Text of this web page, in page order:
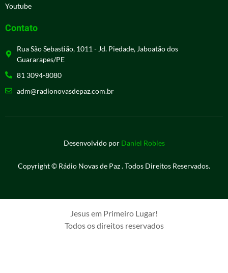
Youtube
Contato
Rua São Sebastião, 1011 - Jd. Piedade, Jaboatão dos
Guararapes/PE
81 3094-8080
adm@radionovasdepaz.com.br
Desenvolvido por Daniel Robles
Copyright © Rádio Novas de Paz . Todos Direitos Reservados.
Jesus em Primeiro Lugar!
Todos os direitos reservados